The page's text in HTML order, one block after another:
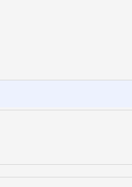
วามดุดัน